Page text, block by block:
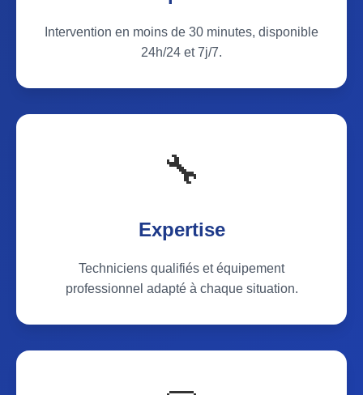
Intervention en moins de 30 minutes, disponible
24h/24 et 7j/7.
🔧
Expertise
Techniciens qualifiés et équipement
professionnel adapté à chaque situation.